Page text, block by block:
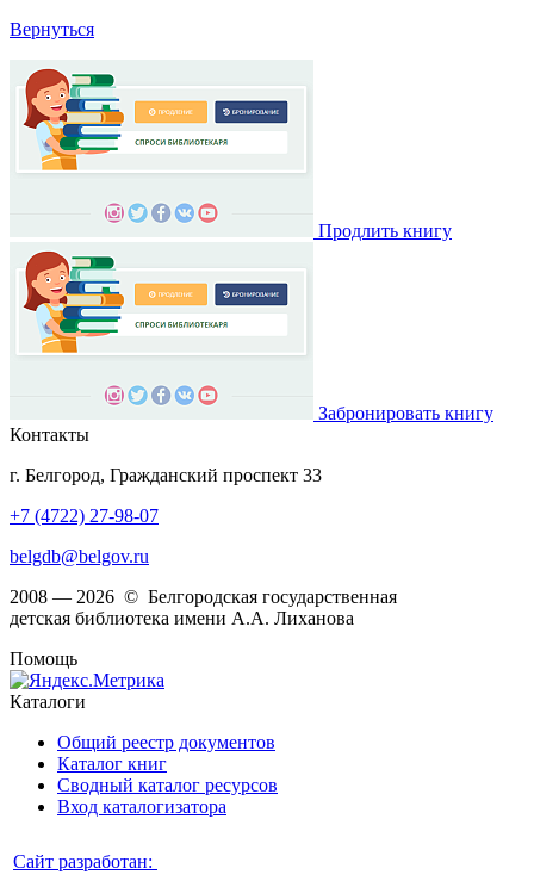
Вернуться
Продлить книгу
Забронировать книгу
Контакты
г. Белгород, Гражданский проспект 33
+7 (4722) 27-98-07
belgdb@belgov.ru
2008 — 2026 © Белгородская государственная
детская библиотека имени А.А. Лиханова
Помощь
Каталоги
Общий реестр документов
Каталог книг
Сводный каталог ресурсов
Вход каталогизатора
Сайт разработан: